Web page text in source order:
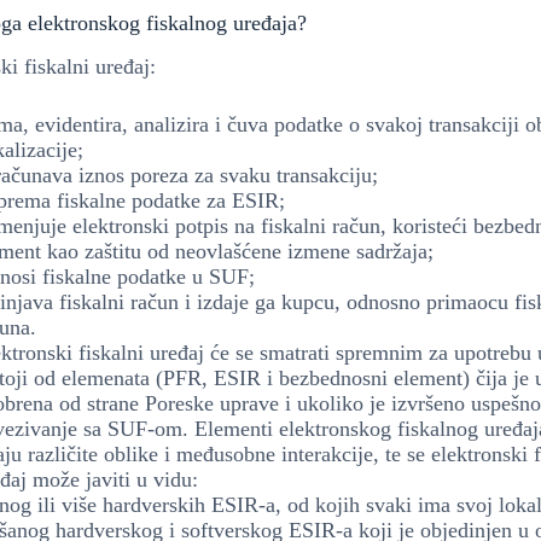
elektronskog fiskalnog uređaja?
fiskalni uređaj:
evidentira, analizira i čuva podatke o svakoj transakciji
iznos poreza za svaku transakciju;
fiskalne podatke za ESIR;
elektronski potpis na fiskalni račun, koristeći
kao zaštitu od neovlašćene izmene sadržaja;
fiskalne podatke u SUF;
fiskalni račun i izdaje ga kupcu, odnosno primaocu
fiskalni uređaj će se smatrati spremnim za upotrebu
od elemenata (PFR, ESIR i bezbednosni element) čija je
od strane Poreske uprave i ukoliko je izvršeno uspešno
sa SUF-om. Elementi elektronskog fiskalnog
različite oblike i međusobne interakcije, te se elektronski
može javiti u vidu:
ili više hardverskih ESIR-a, od kojih svaki ima svoj
hardverskog i softverskog ESIR-a koji je objedinjen u